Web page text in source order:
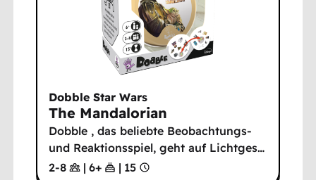
Dobble Star Wars
The Mandalorian
Dobble , das beliebte Beobachtungs-
und Reaktionsspiel, geht auf Lichtges…
2-8
| 6+ | 15